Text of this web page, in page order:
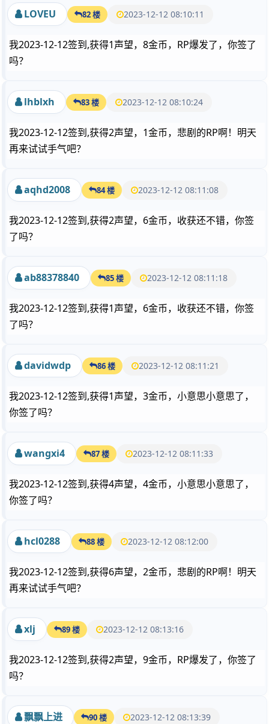
LOVEU 82 楼 2023-12-12 08:10:11
我2023-12-12签到,获得1声望，8金币，RP爆发了，你签了
吗？
lhblxh 83 楼 2023-12-12 08:10:24
我2023-12-12签到,获得2声望，1金币，悲剧的RP啊！明天
再来试试手气吧？
aqhd2008 84 楼 2023-12-12 08:11:08
我2023-12-12签到,获得2声望，6金币，收获还不错，你签
了吗？
ab88378840 85 楼 2023-12-12 08:11:18
我2023-12-12签到,获得1声望，6金币，收获还不错，你签
了吗？
davidwdp 86 楼 2023-12-12 08:11:21
我2023-12-12签到,获得1声望，3金币，小意思小意思了，
你签了吗？
wangxi4 87 楼 2023-12-12 08:11:33
我2023-12-12签到,获得4声望，4金币，小意思小意思了，
你签了吗？
hcl0288 88 楼 2023-12-12 08:12:00
我2023-12-12签到,获得6声望，2金币，悲剧的RP啊！明天
再来试试手气吧？
xlj 89 楼 2023-12-12 08:13:16
我2023-12-12签到,获得2声望，9金币，RP爆发了，你签了
吗？
飘飘上进 90 楼 2023-12-12 08:13:39